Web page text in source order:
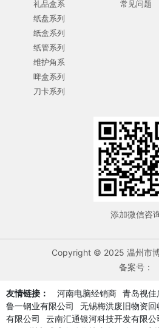
礼品盒系
纸盘系列
纸盒系列
纸管系列
维护角系
啤盒系列
刀卡系列
常见问题
添加微信咨
Copyright © 2025 温州市
备案号：
友情链接： 河南电脑经销商 青岛视佳
鲁一钢业有限公司
无锡梅洪废旧物资回
有限公司
云南汇通银河科技开发有限公